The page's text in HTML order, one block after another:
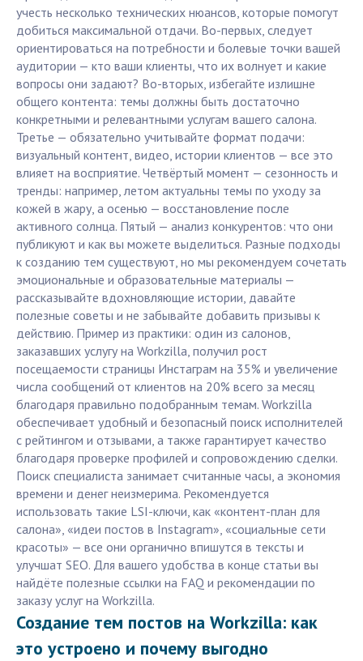
учесть несколько технических нюансов, которые помогут
добиться максимальной отдачи. Во-первых, следует
ориентироваться на потребности и болевые точки вашей
аудитории — кто ваши клиенты, что их волнует и какие
вопросы они задают? Во-вторых, избегайте излишне
общего контента: темы должны быть достаточно
конкретными и релевантными услугам вашего салона.
Третье — обязательно учитывайте формат подачи:
визуальный контент, видео, истории клиентов — все это
влияет на восприятие. Четвёртый момент — сезонность и
тренды: например, летом актуальны темы по уходу за
кожей в жару, а осенью — восстановление после
активного солнца. Пятый — анализ конкурентов: что они
публикуют и как вы можете выделиться. Разные подходы
к созданию тем существуют, но мы рекомендуем сочетать
эмоциональные и образовательные материалы —
рассказывайте вдохновляющие истории, давайте
полезные советы и не забывайте добавить призывы к
действию. Пример из практики: один из салонов,
заказавших услугу на Workzilla, получил рост
посещаемости страницы Инстаграм на 35% и увеличение
числа сообщений от клиентов на 20% всего за месяц
благодаря правильно подобранным темам. Workzilla
обеспечивает удобный и безопасный поиск исполнителей
с рейтингом и отзывами, а также гарантирует качество
благодаря проверке профилей и сопровождению сделки.
Поиск специалиста занимает считанные часы, а экономия
времени и денег неизмерима. Рекомендуется
использовать такие LSI-ключи, как «контент-план для
салона», «идеи постов в Instagram», «социальные сети
красоты» — все они органично впишутся в тексты и
улучшат SEO. Для вашего удобства в конце статьи вы
найдёте полезные ссылки на FAQ и рекомендации по
заказу услуг на Workzilla.
Создание тем постов на Workzilla: как
это устроено и почему выгодно